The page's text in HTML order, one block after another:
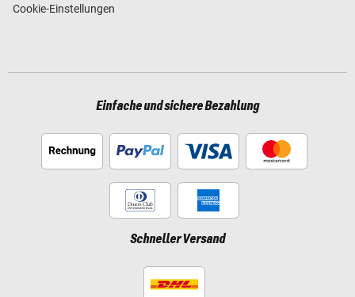
Cookie-Einstellungen
Einfache und sichere Bezahlung
Schneller Versand